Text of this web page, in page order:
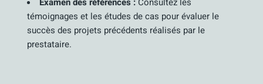
témoignages et les études de cas pour évaluer le
succès des projets précédents réalisés par le
prestataire.